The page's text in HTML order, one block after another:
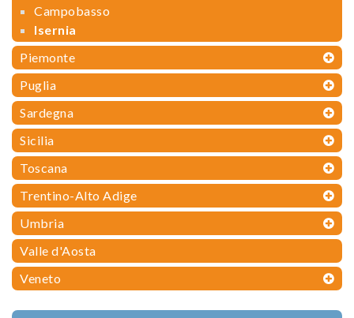
Campobasso
Isernia
Piemonte
Puglia
Sardegna
Sicilia
Toscana
Trentino-Alto Adige
Umbria
Valle d'Aosta
Veneto